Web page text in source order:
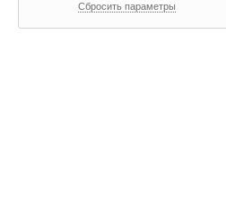
Сбросить параметры